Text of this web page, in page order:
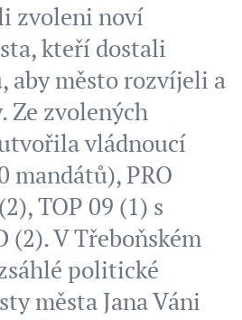
zvoleni noví
kteří dostali
aby město rozvíjeli a
Ze zvolených
vládnoucí
mandátů), PRO
TOP 09 (1) s
(2). V Třeboňském
politické
města Jana Váni